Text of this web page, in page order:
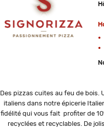
Des pizzas cuites au feu de bois.
italiens dans notre épicerie
fidélité qui vous fait profiter de
recyclées et recyclables. De